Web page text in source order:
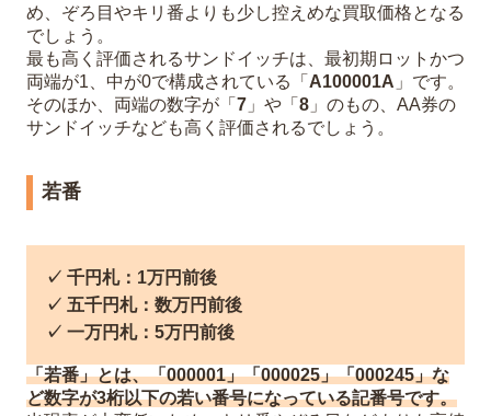
め、ぞろ目やキリ番よりも少し控えめな買取価格となる
でしょう。
最も高く評価されるサンドイッチは、最初期ロットかつ
両端が1、中が0で構成されている「 A100001A 」です。
そのほか、両端の数字が「 7 」や「 8 」のもの、AA券の
サンドイッチなども高く評価されるでしょう。
若番
✓ 千円札：1万円前後
✓ 五千円札：数万円前後
✓ 一万円札：5万円前後
「若番」とは、「000001」「000025」「000245」な
ど数字が3桁以下の若い番号になっている記番号です。